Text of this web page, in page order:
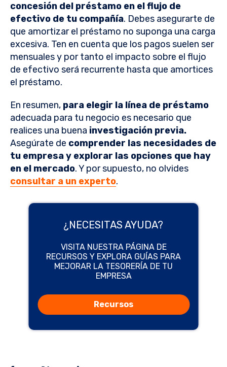
concesión del préstamo en el flujo de
efectivo de tu compañía. Debes asegurarte de
que amortizar el préstamo no suponga una carga
excesiva. Ten en cuenta que los pagos suelen ser
mensuales y por tanto el impacto sobre el flujo
de efectivo será recurrente hasta que amortices
el préstamo.
En resumen, para elegir la línea de préstamo
adecuada para tu negocio es necesario que
realices una buena investigación previa.
Asegúrate de comprender las necesidades de
tu empresa y explorar las opciones que hay
en el mercado. Y por supuesto, no olvides
consultar a un experto.
¿NECESITAS AYUDA?
VISITA NUESTRA PÁGINA DE
RECURSOS Y EXPLORA GUÍAS PARA
MEJORAR LA TESORERÍA DE TU
EMPRESA
Recursos